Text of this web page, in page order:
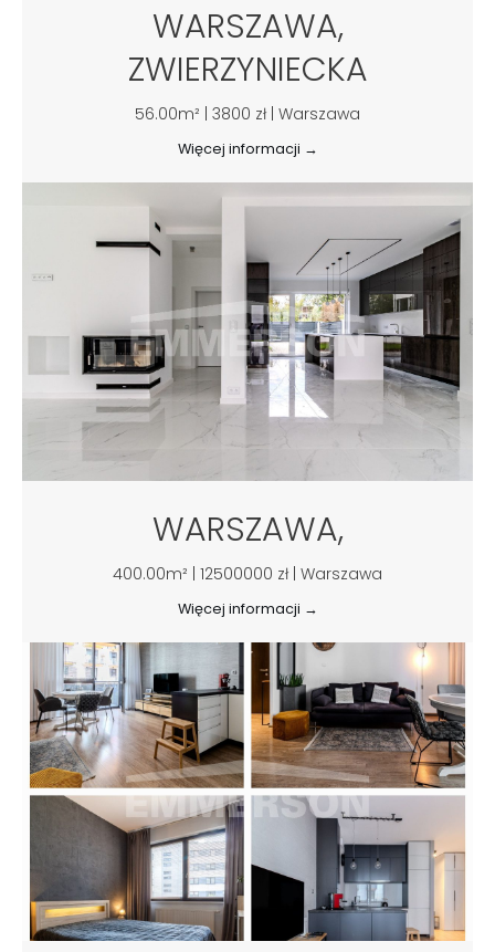
WARSZAWA,
ZWIERZYNIECKA
56.00m² | 3800 zł | Warszawa
Więcej informacji →
WARSZAWA,
400.00m² | 12500000 zł | Warszawa
Więcej informacji →